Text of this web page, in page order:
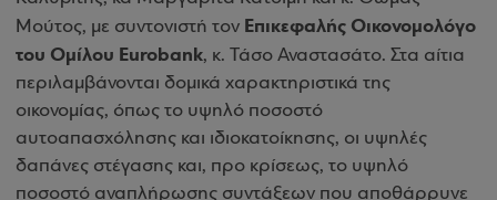
Μούτος, με συντονιστή τον Επικεφαλής Οικονομολόγο
του Ομίλου Eurobank, κ. Τάσο Αναστασάτο. Στα αίτια
περιλαμβάνονται δομικά χαρακτηριστικά της
οικονομίας, όπως το υψηλό ποσοστό
αυτοαπασχόλησης και ιδιοκατοίκησης, οι υψηλές
δαπάνες στέγασης και, προ κρίσεως, το υψηλό
ποσοστό αναπλήρωσης συντάξεων που αποθάρρυνε